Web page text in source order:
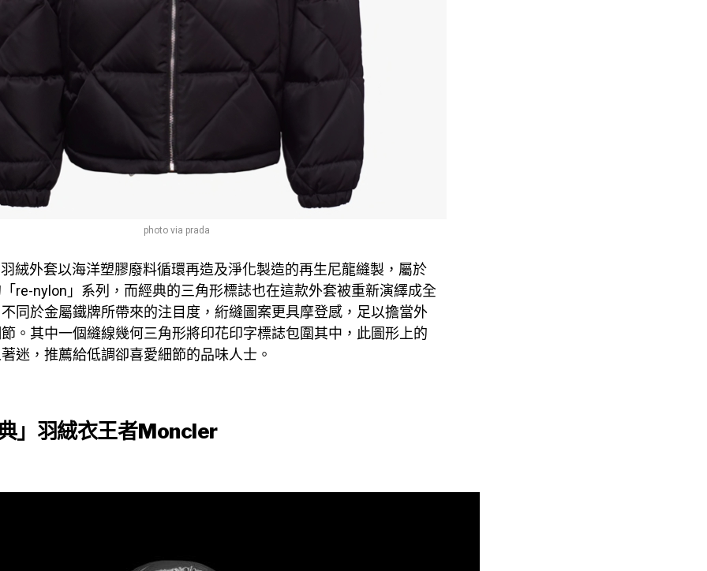
photo via prada
絨外套以海洋塑膠廢料循環再造及淨化製造的再生尼龍縫製，屬於
re-nylon」系列，而經典的三角形標誌也在這款外套被重新演繹成全
同於金屬鐵牌所帶來的注目度，絎縫圖案更具摩登感，足以擔當外
。其中一個縫線幾何三角形將印花印字標誌包圍其中，此圖形上的
迷，推薦給低調卻喜愛細節的品味人士。
」羽絨衣王者Moncler